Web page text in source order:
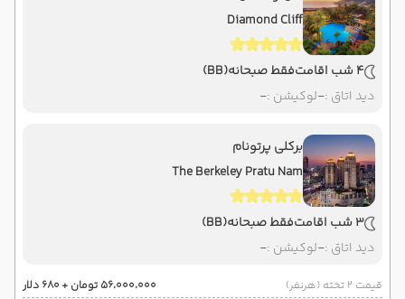
Diamond Cliff
4 شب اقامت فقط صبحانه(BB)
دید اتاق :-لوکیشن :-
برکلی پرتونام
The Berkeley Pratu Nam
3 شب اقامت فقط صبحانه(BB)
دید اتاق :-لوکیشن :-
قیمت 2 تخته (هرنفر)
۵۶٬۰۰۰٬۰۰۰ تومان + ۶۸۰ دلار